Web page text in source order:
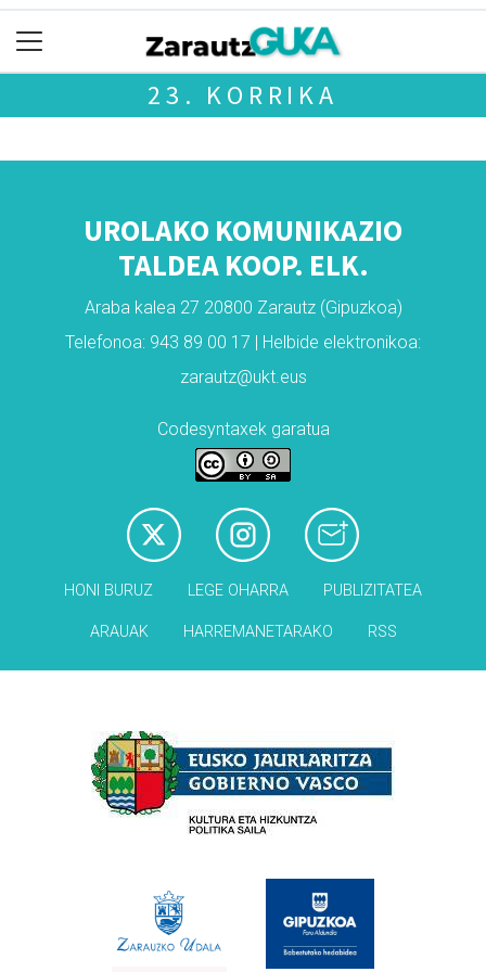
23. KORRIKA
UROLAKO KOMUNIKAZIO
TALDEA KOOP. ELK.
Araba kalea 27 20800 Zarautz (Gipuzkoa)
Telefonoa: 943 89 00 17 | Helbide elektronikoa:
zarautz@ukt.eus
Codesyntaxek garatua
HONI BURUZ LEGE OHARRA PUBLIZITATEA
ARAUAK HARREMANETARAKO RSS